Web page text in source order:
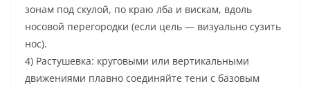
зонам под скулой, по краю лба и вискам, вдоль
носовой перегородки (если цель — визуально сузить
нос).
4) Растушевка: круговыми или вертикальными
движениями плавно соединяйте тени с базовым